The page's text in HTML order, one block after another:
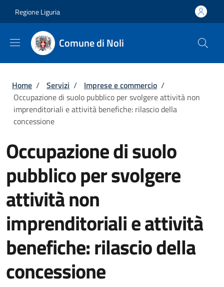
Regione Liguria
Comune di Noli
Briciole di pane
Home / Servizi / Imprese e commercio /
Occupazione di suolo pubblico per svolgere attività non
imprenditoriali e attività benefiche: rilascio della
concessione
Occupazione di suolo
pubblico per svolgere
attività non
imprenditoriali e attività
benefiche: rilascio della
concessione